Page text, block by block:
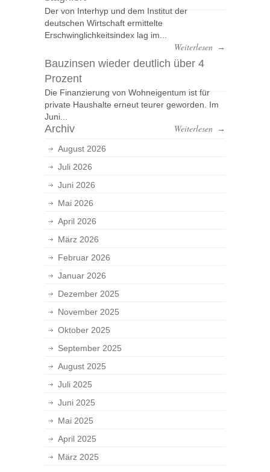
Der von Interhyp und dem Institut der
deutschen Wirtschaft ermittelte
Erschwinglichkeitsindex lag im...
Weiterlesen →
Bauzinsen wieder deutlich über 4
Prozent
Die Finanzierung von Wohneigentum ist für
private Haushalte erneut teurer geworden. Im
Juni...
Weiterlesen →
Archiv
August 2026
Juli 2026
Juni 2026
Mai 2026
April 2026
März 2026
Februar 2026
Januar 2026
Dezember 2025
November 2025
Oktober 2025
September 2025
August 2025
Juli 2025
Juni 2025
Mai 2025
April 2025
März 2025